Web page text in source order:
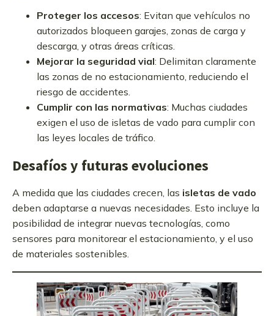
Proteger los accesos: Evitan que vehículos no
autorizados bloqueen garajes, zonas de carga y
descarga, y otras áreas críticas.
Mejorar la seguridad vial: Delimitan claramente
las zonas de no estacionamiento, reduciendo el
riesgo de accidentes.
Cumplir con las normativas: Muchas ciudades
exigen el uso de isletas de vado para cumplir con
las leyes locales de tráfico.
Desafíos y futuras evoluciones
A medida que las ciudades crecen, las isletas de vado
deben adaptarse a nuevas necesidades. Esto incluye la
posibilidad de integrar nuevas tecnologías, como
sensores para monitorear el estacionamiento, y el uso
de materiales sostenibles.